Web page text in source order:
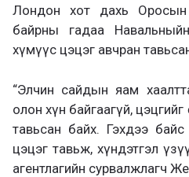
Лондон хот дахь
байрны гадаа
хүмүүс цэцэг авчран
“Элчин сайдын яам
олон хүн байгаагүй,
тавьсан байх. Гэхдээ
цэцэг тавьж, хүндэтгэл
агентлагийн сурвалжлагч